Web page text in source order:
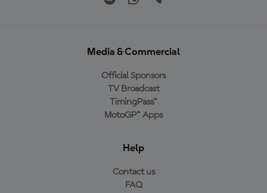
Media & Commercial
Official Sponsors
TV Broadcast
TimingPass™
MotoGP™ Apps
Help
Contact us
FAQ